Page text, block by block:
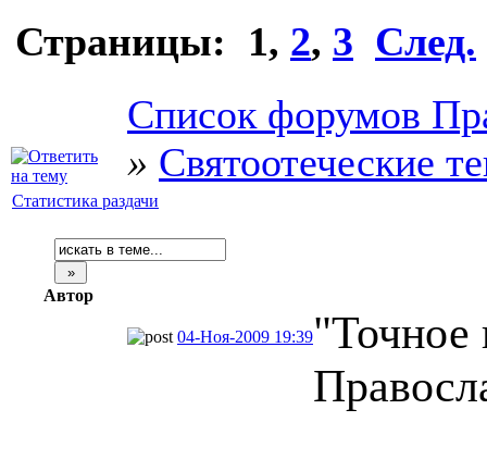
Страницы: 1, 2, 3 След.
Список форумов
» Святоотеческие
Статистика раздачи
Автор
04-Ноя-2009 19:39"Точное